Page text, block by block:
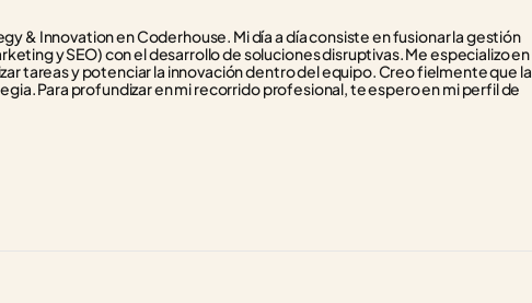
& Innovation en Coderhouse. Mi día a día consiste en fusionar la gestión
y SEO) con el desarrollo de soluciones disruptivas. Me especializo en
tareas y potenciar la innovación dentro del equipo. Creo fielmente que la
Para profundizar en mi recorrido profesional, te espero en mi perfil de